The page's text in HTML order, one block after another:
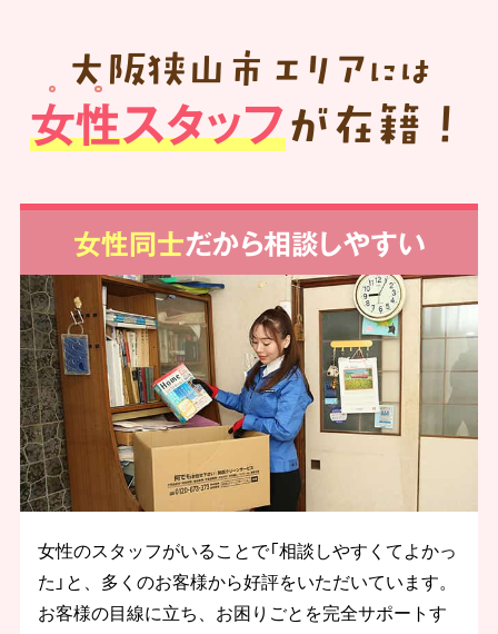
大阪狭山市 エリア には
女性スタッフが在籍！
女性同士だから相談しやすい
女性のスタッフがいることで「相談しやすくてよかっ
た」と、多くのお客様から好評をいただいています。
お客様の目線に立ち、お困りごとを完全サポートす